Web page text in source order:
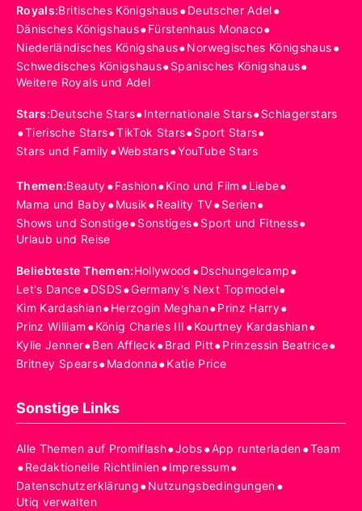
Royals:Britisches Königshaus•Deutscher Adel•
Dänisches Königshaus•Fürstenhaus Monaco•
Niederländisches Königshaus•Norwegisches Königshaus•
Schwedisches Königshaus•Spanisches Königshaus•
Weitere Royals und Adel
Stars:Deutsche Stars•Internationale Stars•Schlagerstars
•Tierische Stars•TikTok Stars•Sport Stars•
Stars und Family•Webstars•YouTube Stars
Themen:Beauty•Fashion•Kino und Film •Liebe•
Mama und Baby•Musik•Reality TV•Serien•
Shows und Sonstige•Sonstiges•Sport und Fitness•
Urlaub und Reise
Beliebteste Themen:Hollywood •Dschungelcamp•
Let's Dance•DSDS•Germany's Next Topmodel•
Kim Kardashian•Herzogin Meghan•Prinz Harry•
Prinz William •König Charles III •Kourtney Kardashian•
Kylie Jenner•Ben Affleck•Brad Pitt•Prinzessin Beatrice•
Britney Spears•Madonna•Katie Price
Sonstige Links
Alle Themen auf Promiflash•Jobs•App runterladen•Team
•Redaktionelle Richtlinien•Impressum•
Datenschutzerklärung•Nutzungsbedingungen•
Utiq verwalten